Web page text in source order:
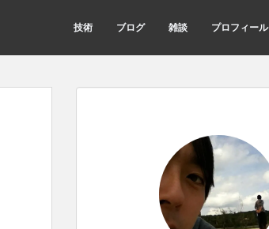
技術 ブログ 雑談 プロフィール